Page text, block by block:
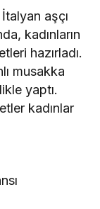
İtalyan aşçı
kadınların
hazırladı.
musakka
yaptı.
kadınlar